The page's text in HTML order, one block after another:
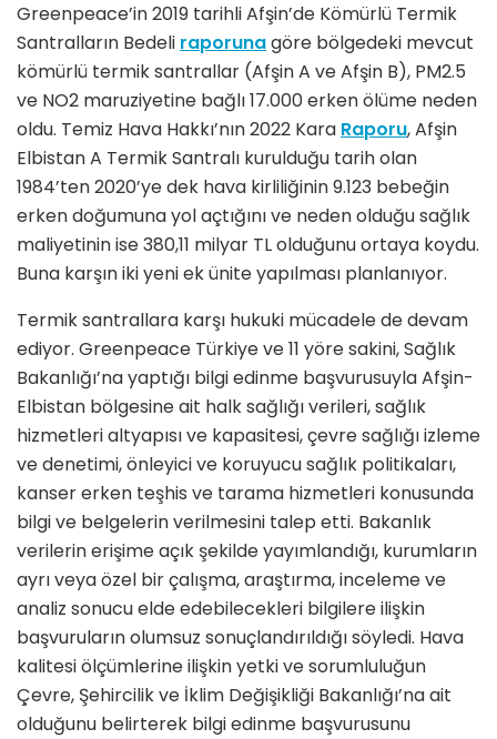
Greenpeace’in 2019 tarihli Afşin’de Kömürlü Termik
Santralların Bedeli raporunagöre bölgedeki mevcut
kömürlü termik santrallar (Afşin A ve Afşin B), PM2.5
ve NO2 maruziyetine bağlı 17.000 erken ölüme neden
oldu. Temiz Hava Hakkı’nın 2022 Kara Raporu, Afşin
Elbistan A Termik Santralı kurulduğu tarih olan
1984’ten 2020’ye dek hava kirliliğinin 9.123 bebeğin
erken doğumuna yol açtığını ve neden olduğu sağlık
maliyetinin ise 380,11 milyar TL olduğunu ortaya koydu.
Buna karşın iki yeni ek ünite yapılması planlanıyor.
Termik santrallara karşı hukuki mücadele de devam
ediyor. Greenpeace Türkiye ve 11 yöre sakini, Sağlık
Bakanlığı’na yaptığı bilgi edinme başvurusuyla Afşin-
Elbistan bölgesine ait halk sağlığı verileri, sağlık
hizmetleri altyapısı ve kapasitesi, çevre sağlığı izleme
ve denetimi, önleyici ve koruyucu sağlık politikaları,
kanser erken teşhis ve tarama hizmetleri konusunda
bilgi ve belgelerin verilmesini talep etti. Bakanlık
verilerin erişime açık şekilde yayımlandığı, kurumların
ayrı veya özel bir çalışma, araştırma, inceleme ve
analiz sonucu elde edebilecekleri bilgilere ilişkin
başvuruların olumsuz sonuçlandırıldığı söyledi. Hava
kalitesi ölçümlerine ilişkin yetki ve sorumluluğun
Çevre, Şehircilik ve İklim Değişikliği Bakanlığı’na ait
olduğunu belirterek bilgi edinme başvurusunu